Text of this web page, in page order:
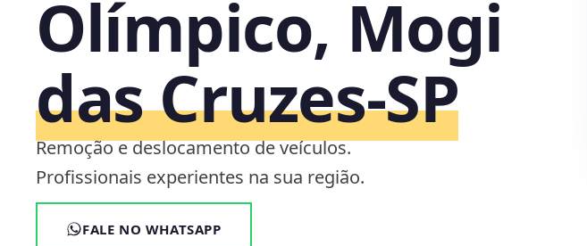
Olímpico, Mogi
das Cruzes‑SP
Remoção e deslocamento de veículos.
Profissionais experientes na sua região.
FALE NO WHATSAPP